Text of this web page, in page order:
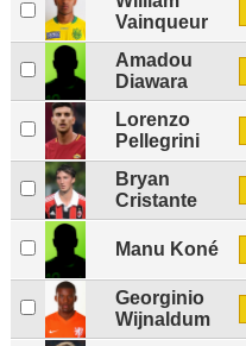
Vainqueur
Amadou
Diawara
Lorenzo
Pellegrini
Bryan
Cristante
Manu Koné
Georginio
Wijnaldum